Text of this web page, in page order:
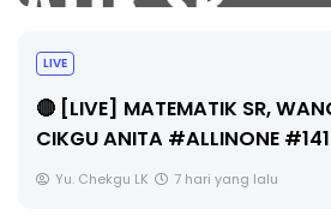
LIVE
🔴 [LIVE] MATEMATIK SR,
CIKGU ANITA #ALLINONE
Yu. Chekgu LK 7 hari yang lalu